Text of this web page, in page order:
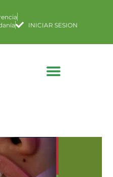
INICIAR SESION